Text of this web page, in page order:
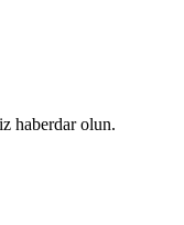
haberdar olun.